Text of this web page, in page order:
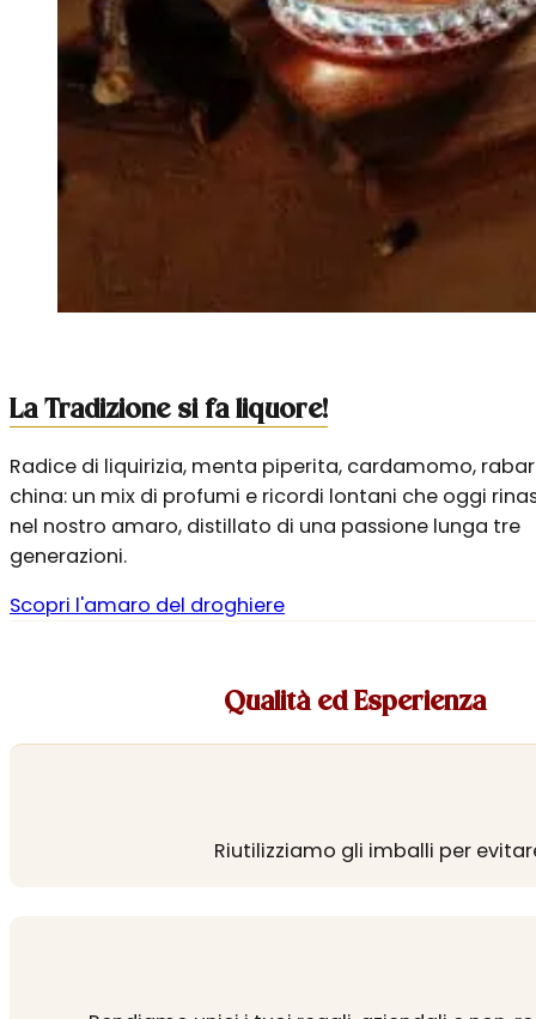
La Tradizione si fa liquore!
Radice di liquirizia, menta piperita, cardamomo,
china: un mix di profumi e ricordi lontani che oggi
nel nostro amaro, distillato di una passione lunga tre
generazioni.
Scopri l'amaro del droghiere
Qualità ed Esperienza
Riutilizziamo gli imballi per